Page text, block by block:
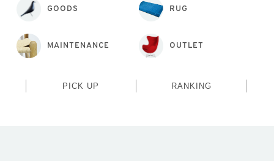
GOODS RUG
MAINTENANCE OUTLET
PICK UP RANKING